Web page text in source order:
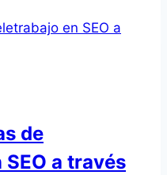
de
a través